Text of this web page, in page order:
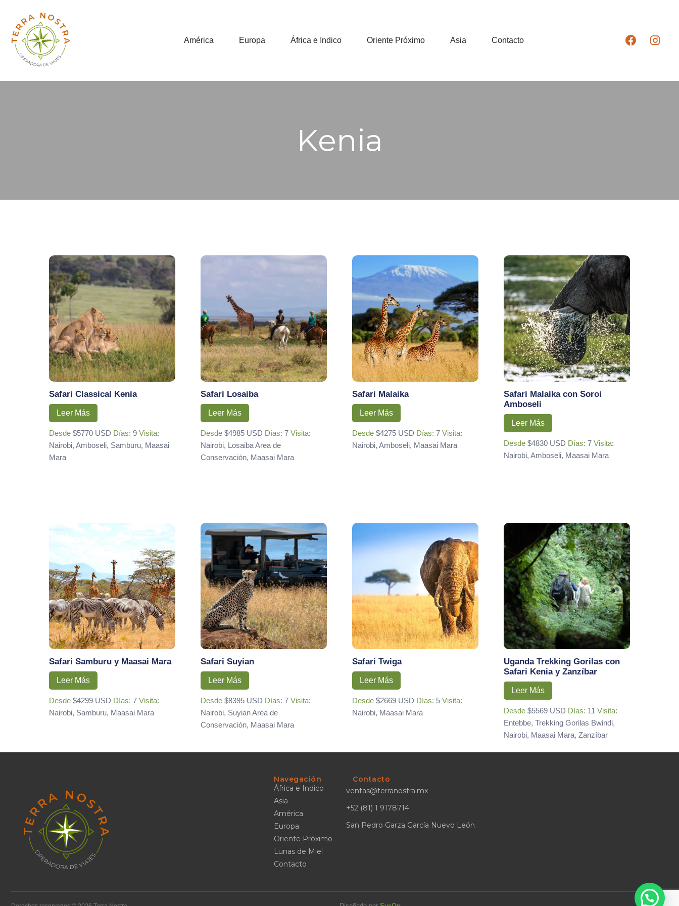
América Europa África e Indico Oriente Próximo Asia Contacto
Kenia
Safari Classical Kenia
Leer Más
Desde $5770 USD Días: 9 Visita:
Nairobi, Amboseli, Samburu, Maasai
Mara
Safari Losaiba
Leer Más
Desde $4985 USD Días: 7 Visita:
Nairobi, Losaiba Area de
Conservación, Maasai Mara
Safari Malaika
Leer Más
Desde $4275 USD Días: 7 Visita:
Nairobi, Amboseli, Maasai Mara
Safari Malaika con Soroi
Amboseli
Leer Más
Desde $4830 USD Días: 7 Visita:
Nairobi, Amboseli, Maasai Mara
Safari Samburu y Maasai Mara
Leer Más
Desde $4299 USD Días: 7 Visita:
Nairobi, Samburu, Maasai Mara
Safari Suyian
Leer Más
Desde $8395 USD Días: 7 Visita:
Nairobi, Suyian Area de
Conservación, Maasai Mara
Safari Twiga
Leer Más
Desde $2669 USD Días: 5 Visita:
Nairobi, Maasai Mara
Uganda Trekking Gorilas con
Safari Kenia y Zanzíbar
Leer Más
Desde $5569 USD Días: 11 Visita:
Entebbe, Trekking Gorilas Bwindi,
Nairobi, Maasai Mara, Zanzíbar
Navegación
África e Indico
Asia
América
Europa
Oriente Próximo
Lunas de Miel
Contacto
Contacto
ventas@terranostra.mx
+52 (81) 1 9178714
San Pedro Garza García Nuevo León